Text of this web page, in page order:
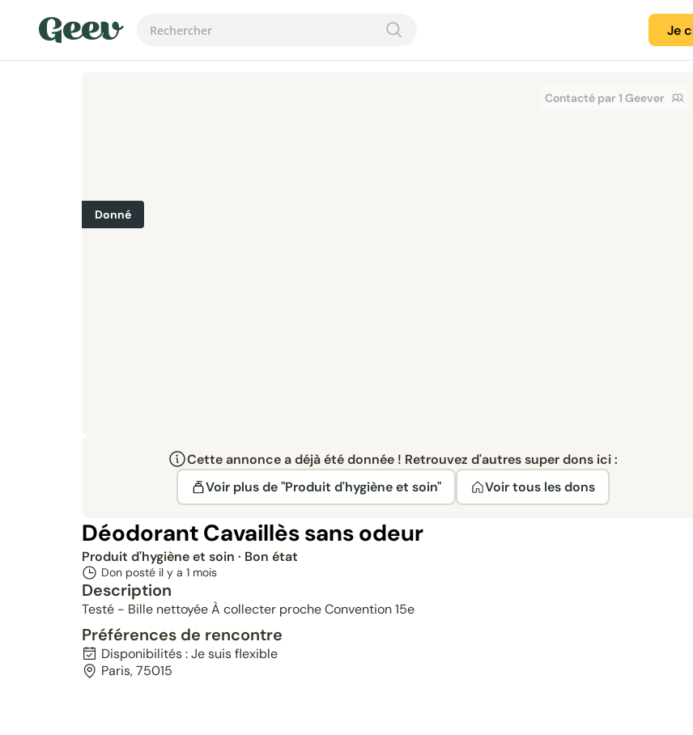
Je
Contacté par 1 Geever
Donné
Cette annonce a déjà été donnée ! Retrouvez d'autres super dons ici :
Voir plus de "Produit d'hygiène et soin"
Voir tous les dons
Déodorant Cavaillès sans odeur
Produit d'hygiène et soin · Bon état
Don posté il y a 1 mois
Description
Testé - Bille nettoyée À collecter proche Convention 15e
Préférences de rencontre
Disponibilités : Je suis flexible
Paris, 75015